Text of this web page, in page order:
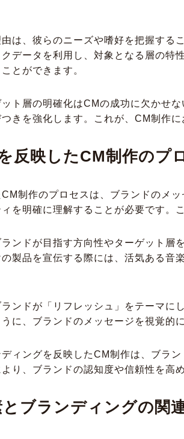
は、彼らのニーズや嗜好を把握す
データを利用し、対象となる層の
とができます。
ト層の明確化はCMの成功に欠かせ
きを強化します。これが、CM制作
反映したCM制作のプ
制作のプロセスは、ブランドのメ
を明確に理解することが必要です。
ンドが目指す方向性やターゲット
製品を宣伝する際には、活気ある音
ンドが「リフレッシュ」をテーマ
に、ブランドのメッセージを視覚的
ィングを反映したCM制作は、ブラ
り、ブランドの認知度や信頼性を高
ブランディングの関